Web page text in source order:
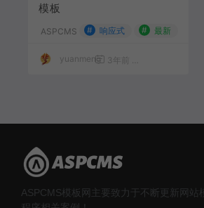
模板
ASPCMS # 响应式 # 最新
yuanmeng 3年前
ASPCMS模板网主要致力于不断更新网站